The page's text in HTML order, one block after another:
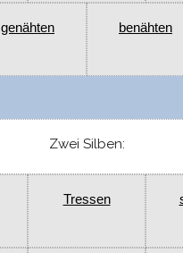
genähten benähten
Zwei Silben:
Tressen